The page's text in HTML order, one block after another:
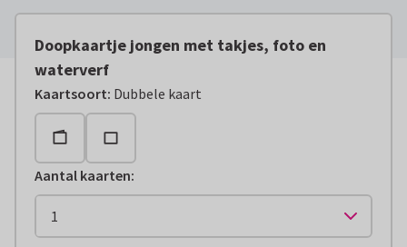
Doopkaartje jongen met takjes, foto en
waterverf
Kaartsoort: Dubbele kaart
Aantal kaarten: